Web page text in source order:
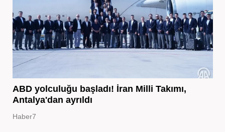
ABD yolculuğu başladı! İran Milli Takımı,
Antalya'dan ayrıldı
Haber7